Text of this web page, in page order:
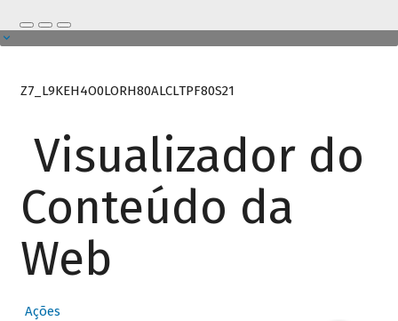
Z7_L9KEH4O0LORH80ALCLTPF80S21
Visualizador do
Conteúdo da
Web
Ações